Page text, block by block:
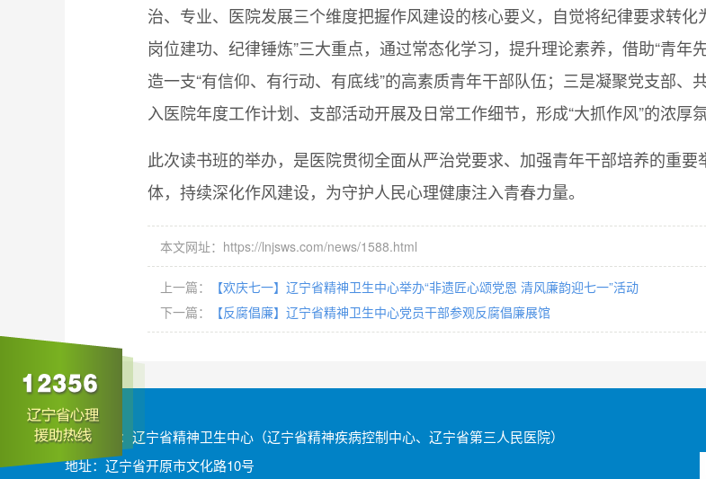
治、专业、医院发展三个维度把握作风建设的核心要义，自觉将纪律要求转化
岗位建功、纪律锤炼”三大重点，通过常态化学习，提升理论素养，借助“青年
造一支“有信仰、有行动、有底线”的高素质青年干部队伍；三是凝聚党支部
入医院年度工作计划、支部活动开展及日常工作细节，形成“大抓作风”的浓厚氛
此次读书班的举办，是医院贯彻全面从严治党要求、加强青年干部培养的重
体，持续深化作风建设，为守护人民心理健康注入青春力量。
本文网址：https://lnjsws.com/news/1588.html
上一篇：
【欢庆七一】辽宁省精神卫生中心举办“非遗匠心颂党恩 清风廉韵迎七一”活动
下一篇：
【反腐倡廉】辽宁省精神卫生中心党员干部参观反腐倡廉展馆
版权所有：辽宁省精神卫生中心（辽宁省精神疾病控制中心、辽宁省第三人民医院）
地址：辽宁省开原市文化路10号